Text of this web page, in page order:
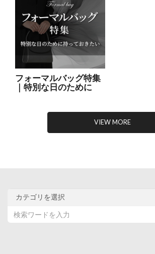
フォーマルバッグ特集
｜特別な日のために
VIEW MORE